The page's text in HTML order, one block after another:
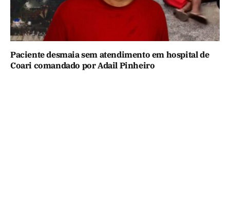
Paciente desmaia sem atendimento em hospital de
Coari comandado por Adail Pinheiro